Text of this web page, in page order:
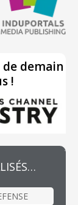
de demain
!